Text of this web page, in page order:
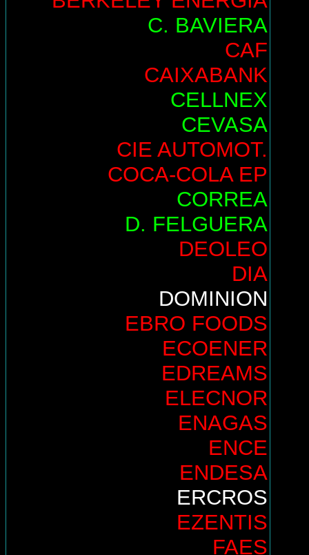
C. BAVIERA
CAF
CAIXABANK
CELLNEX
CEVASA
CIE AUTOMOT.
COCA-COLA EP
CORREA
D. FELGUERA
DEOLEO
DIA
DOMINION
EBRO FOODS
ECOENER
EDREAMS
ELECNOR
ENAGAS
ENCE
ENDESA
ERCROS
EZENTIS
FAES